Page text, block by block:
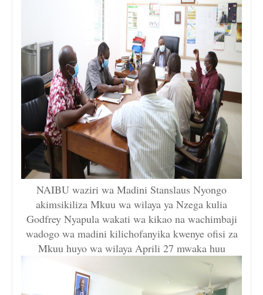
NAIBU waziri wa Madini Stanslaus Nyongo
akimsikiliza Mkuu wa wilaya ya Nzega kulia
Godfrey Nyapula wakati wa kikao na wachimbaji
wadogo wa madini kilichofanyika kwenye ofisi za
Mkuu huyo wa wilaya Aprili 27 mwaka huu